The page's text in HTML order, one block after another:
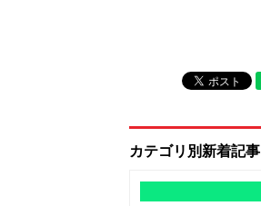
カテゴリ別新着記事